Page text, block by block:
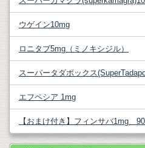
ウゲイン10mg
ロニタブ5mg（ミノキシジル）
スーパータダポックス
エフペシア 1mg
【おまけ付き】フィンサバ1mg